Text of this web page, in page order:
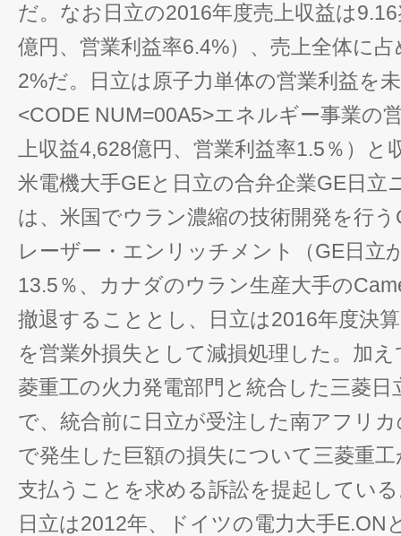
だ。なお日立の2016年度売上収益は
億円、営業利益率6.4%）、売上全体に
2%だ。日立は原子力単体の営業利益を
<CODE NUM=00A5>エネルギー事業の
上収益4,628億円、営業利益率1.5％）と
米電機大手GEと日立の合弁企業GE日立
は、米国でウラン濃縮の技術開発を行
レーザー・エンリッチメント（GE日立
13.5％、カナダのウラン生産大手の
撤退することとし、日立は2016年度決
を営業外損失として減損処理した。加
菱重工の火力発電部門と統合した三菱
で、統合前に日立が受注した南アフリ
で発生した巨額の損失について三菱重
支払うことを求める訴訟を提起してい
日立は2012年、ドイツの電力大手E.ON